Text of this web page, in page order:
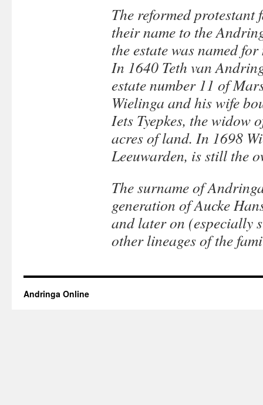
The reformed
their name to the
the estate was named
In 1640 Teth van
estate number 11 of
Wielinga and his wife
Iets Tyepkes, the widow
acres of land. In 1698
Leeuwarden, is still the
The surname of
generation of Aucke
and later on (especially
other lineages of the
Andringa Online